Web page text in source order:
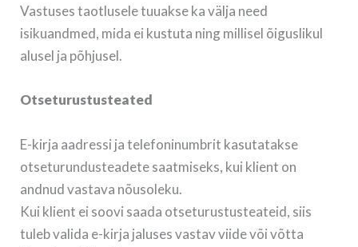
Vastuses taotlusele tuuakse ka välja need
isikuandmed, mida ei kustuta ning millisel õiguslikul
alusel ja põhjusel.
Otseturustusteated
E-kirja aadressi ja telefoninumbrit kasutatakse
otseturundusteadete saatmiseks, kui klient on
andnud vastava nõusoleku.
Kui klient ei soovi saada otseturustusteateid, siis
tuleb valida e-kirja jaluses vastav viide või võtta